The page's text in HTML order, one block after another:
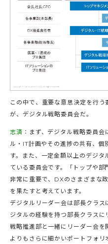
この中で、重要な意思決定を行
が、デジタル戦略委員会だ。
志済： まず、デジタル戦略委員
ル・IT計画やその進捗の共有、個
す。また、一定金額以上のデジタ
ている委員会です。「トップや
非常に重要で、DXのさまざまな
を果たすと考えています。
デジタルリーダー会は部長クラ
ジタルの経験を持つ部長クラスに
戦略推進部と一緒にリーダー会
よりもさらに細かいポートフォ